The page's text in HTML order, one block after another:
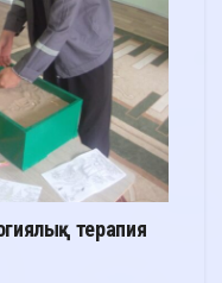
терапия